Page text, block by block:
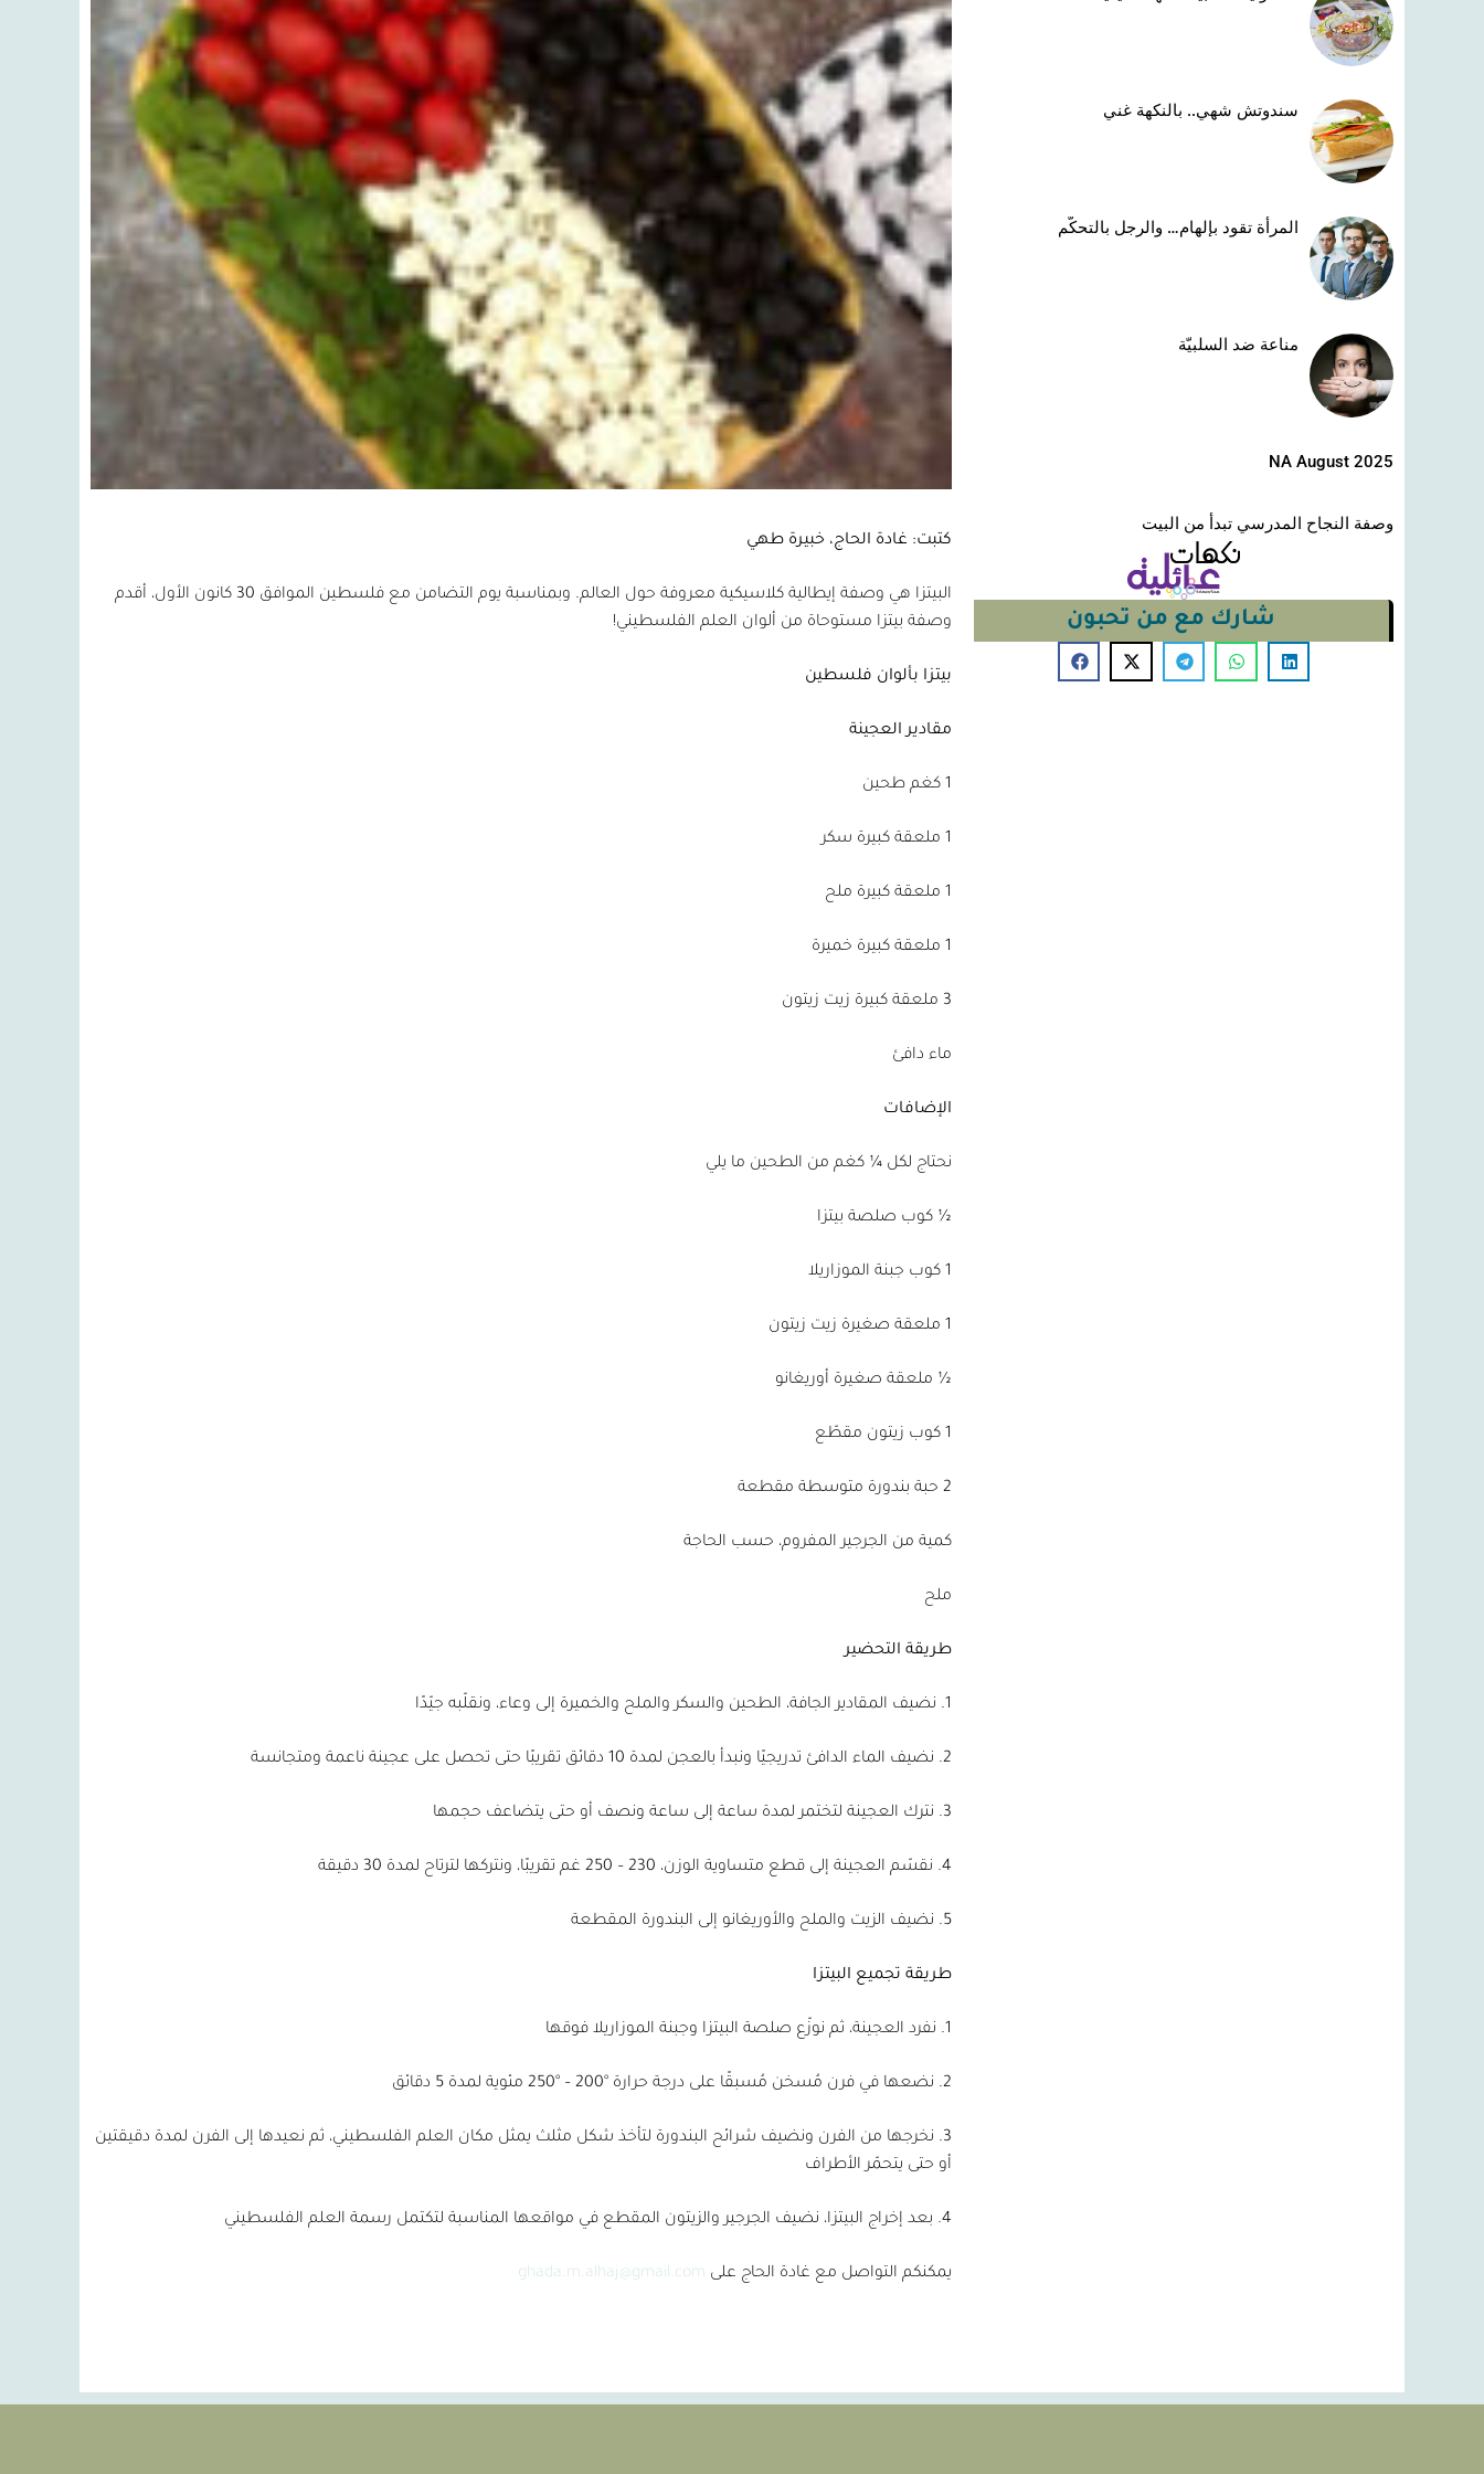
سندوتش شهي.. بالنكهة غني
المرأة تقود بإلهام… والرجل بالتحكّم
مناعة ضد السلبيّة
NA August 2025
وصفة النجاح المدرسي تبدأ من البيت
شارك مع من تحبون
كتبت: غادة الحاج، خبيرة طهي
البيتزا هي وصفة إيطالية كلاسيكية معروفة حول العالم. وبمناسبة يوم التضامن مع فلسطين الموافق 30 كانون الأول، أقدم
وصفة بيتزا مستوحاة من ألوان العلم الفلسطيني!
بيتزا بألوان فلسطين
مقادير العجينة
1 كغم طحين
1 ملعقة كبيرة سكر
1 ملعقة كبيرة ملح
1 ملعقة كبيرة خميرة
3 ملعقة كبيرة زيت زيتون
ماء دافئ
الإضافات
نحتاج لكل ¼ كغم من الطحين ما يلي
½ كوب صلصة بيتزا
1 كوب جبنة الموزاريلا
1 ملعقة صغيرة زيت زيتون
½ ملعقة صغيرة أوريغانو
1 كوب زيتون مقطّع
2 حبة بندورة متوسطة مقطعة
كمية من الجرجير المفروم، حسب الحاجة
ملح
طريقة التحضير
1. نضيف المقادير الجافة، الطحين والسكر والملح والخميرة إلى وعاء، ونقلّبه جيّدًا
2. نضيف الماء الدافئ تدريجيًا ونبدأ بالعجن لمدة 10 دقائق تقريبًا حتى تحصل على عجينة ناعمة ومتجانسة
3. نترك العجينة لتختمر لمدة ساعة إلى ساعة ونصف أو حتى يتضاعف حجمها
4. نقسّم العجينة إلى قطع متساوية الوزن، 230 – 250 غم تقريبًا، ونتركها لترتاح لمدة 30 دقيقة
5. نضيف الزيت والملح والأوريغانو إلى البندورة المقطعة
طريقة تجميع البيتزا
1. نفرد العجينة، ثم نوزّع صلصة البيتزا وجبنة الموزاريلا فوقها
2. نضعها في فرن مُسخن مُسبقًا على درجة حرارة °200 – °250 مئوية لمدة 5 دقائق
3. نخرجها من الفرن ونضيف شرائح البندورة لتأخذ شكل مثلث يمثل مكان العلم الفلسطيني، ثم نعيدها إلى الفرن لمدة دقيقتين
أو حتى يتحمّر الأطراف
4. بعد إخراج البيتزا، نضيف الجرجير والزيتون المقطع في مواقعها المناسبة لتكتمل رسمة العلم الفلسطيني
يمكنكم التواصل مع غادة الحاج على ghada.m.alhaj@gmail.com